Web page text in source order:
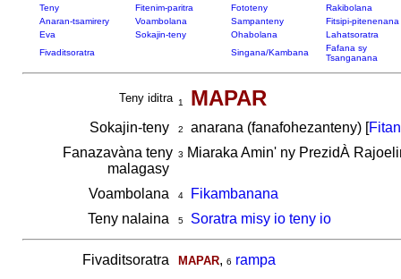
Teny Fitenim-paritra Fototeny
Rakibolana
Anaran-tsamirery
Voambolana Sampanteny
Fitsipi-pitenenana
Eva
Sokajin-teny Ohabolana
Lahatsoratra
Fivaditsoratra
Singana/Kambana
Fafana sy
Tsanganana
Teny iditra 1 MAPAR
Sokajin-teny 2 anarana (fanafohezanteny) [
Fanazavàna teny
malagasy
3 Miaraka Amin' ny PrezidÀ
Voambolana 4
Fikambanana
Teny nalaina
5 Soratra misy io teny io
Fivaditsoratra MAPAR, 6 rampa